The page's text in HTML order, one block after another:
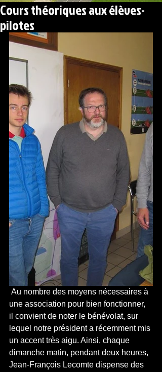
Cours théoriques aux élèves-
pilotes
une association pour bien fonctionner,
il convient de noter le bénévolat, sur
lequel notre président a récemment mis
un accent très aigu. Ainsi, chaque
dimanche matin, pendant deux heures,
Jean-François Lecomte dispense des